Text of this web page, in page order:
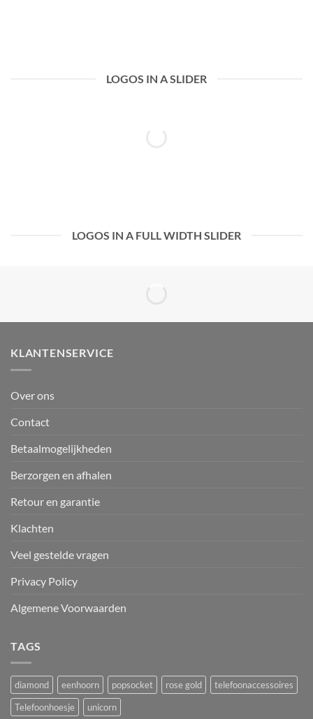
LOGOS IN A SLIDER
LOGOS IN A FULL WIDTH SLIDER
KLANTENSERVICE
Over ons
Contact
Betaalmogelijkheden
Berzorgen en afhalen
Retour en garantie
Klachten
Veel gestelde vragen
Privacy Policy
Algemene Voorwaarden
TAGS
diamond eenhoorn popsocket rose gold
telefoonaccessoires
Telefoonhoesje
unicorn